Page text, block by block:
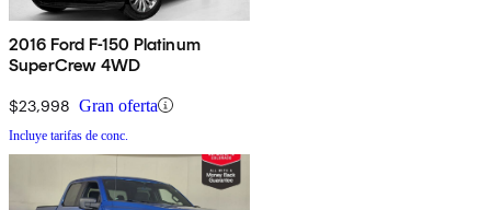
2016 Ford F-150 Platinum
SuperCrew 4WD
$23,998 Gran oferta
Incluye tarifas de conc.